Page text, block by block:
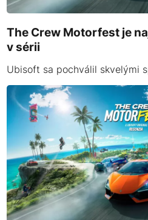
The Crew Motorfest je
v sérii
Ubisoft sa pochválil skvelými